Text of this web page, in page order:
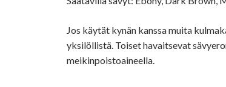
Jos käytät kynän kanssa muita
yksilöllistä. Toiset havaitsevat
meikinpoistoaineella.